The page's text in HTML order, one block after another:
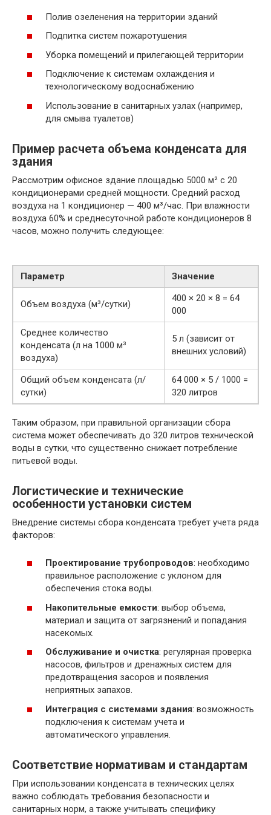
Полив озеленения на территории зданий
Подпитка систем пожаротушения
Уборка помещений и прилегающей территории
Подключение к системам охлаждения и
технологическому водоснабжению
Использование в санитарных узлах (например,
для смыва туалетов)
Пример расчета объема конденсата для
здания
Рассмотрим офисное здание площадью 5000 м² с 20
кондиционерами средней мощности. Средний расход
воздуха на 1 кондиционер — 400 м³/час. При влажности
воздуха 60% и среднесуточной работе кондиционеров 8
часов, можно получить следующее:
Параметр Значение
Объем воздуха (м³/сутки)
400 × 20 × 8 = 64
000
Среднее количество
конденсата (л на 1000 м³
воздуха)
5 л (зависит от
внешних условий)
Общий объем конденсата (л/
сутки)
64 000 × 5 / 1000 =
320 литров
Таким образом, при правильной организации сбора
система может обеспечивать до 320 литров технической
воды в сутки, что существенно снижает потребление
питьевой воды.
Логистические и технические
особенности установки систем
Внедрение системы сбора конденсата требует учета ряда
факторов:
Проектирование трубопроводов: необходимо
правильное расположение с уклоном для
обеспечения стока воды.
Накопительные емкости: выбор объема,
материал и защита от загрязнений и попадания
насекомых.
Обслуживание и очистка: регулярная проверка
насосов, фильтров и дренажных систем для
предотвращения засоров и появления
неприятных запахов.
Интеграция с системами здания: возможность
подключения к системам учета и
автоматического управления.
Соответствие нормативам и стандартам
При использовании конденсата в технических целях
важно соблюдать требования безопасности и
санитарных норм, а также учитывать специфику